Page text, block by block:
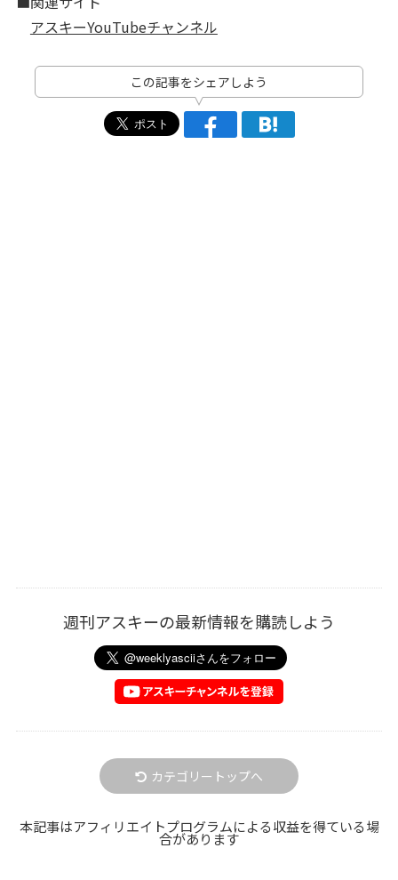
アスキーYouTubeチャンネル
この記事をシェアしよう
週刊アスキーの最新情報を購読しよう
カテゴリートップへ
本記事はアフィリエイトプログラムによる収益を得ている場
合があります